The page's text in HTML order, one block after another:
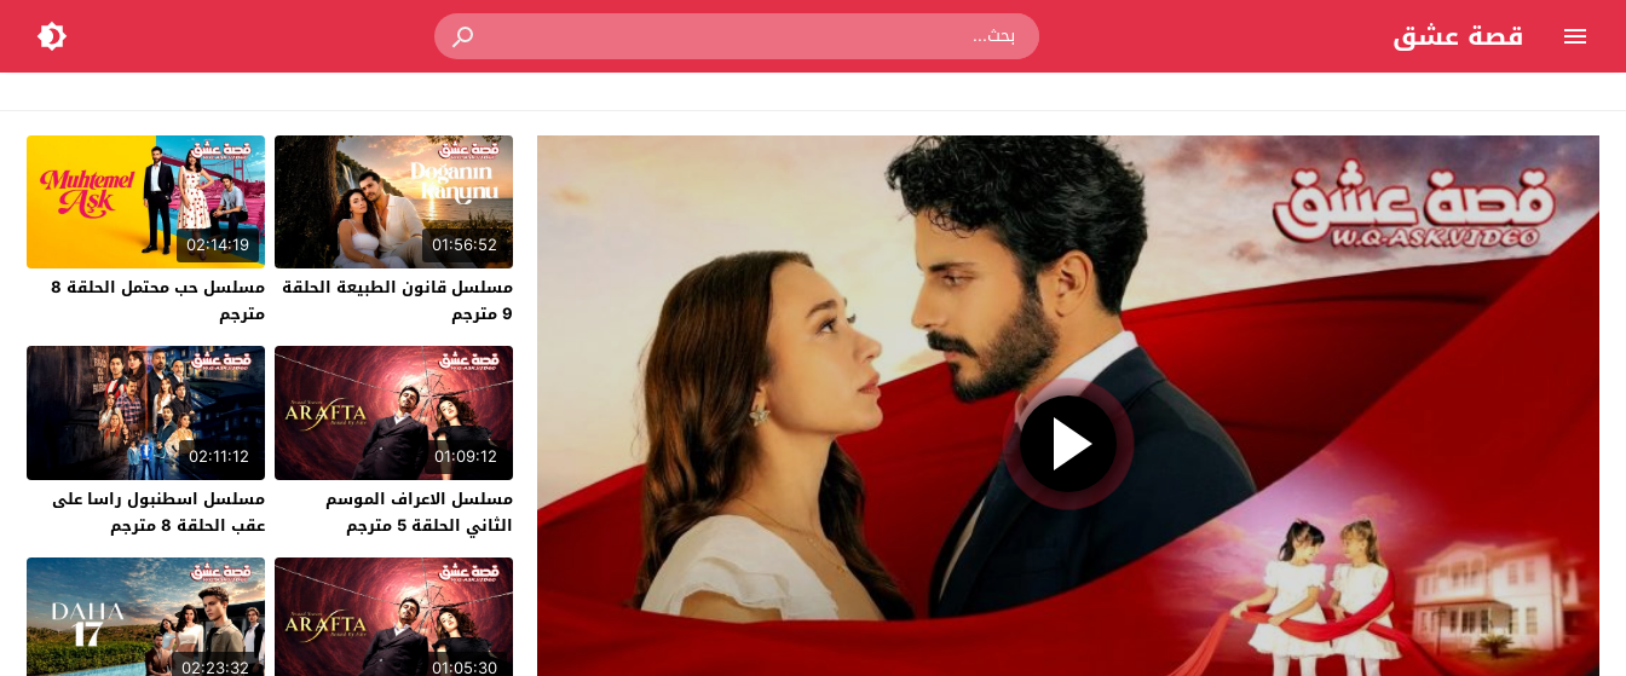
قصة عشق
01:56:52
مسلسل قانون الطبيعة الحلقة
9 مترجم
02:14:19
مسلسل حب محتمل الحلقة 8
مترجم
01:09:12
مسلسل الاعراف الموسم
الثاني الحلقة 5 مترجم
02:11:12
مسلسل اسطنبول راسا على
عقب الحلقة 8 مترجم
01:05:30
02:23:32